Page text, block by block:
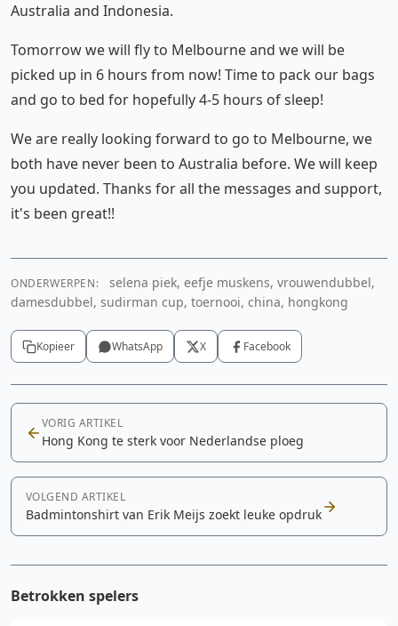
Australia and Indonesia.
Tomorrow we will fly to Melbourne and we will be
picked up in 6 hours from now! Time to pack our bags
and go to bed for hopefully 4-5 hours of sleep!
We are really looking forward to go to Melbourne, we
both have never been to Australia before. We will keep
you updated. Thanks for all the messages and support,
it's been great!!
ONDERWERPEN:
selena piek, eefje muskens, vrouwendubbel,
damesdubbel, sudirman cup, toernooi, china, hongkong
Kopieer WhatsApp X Facebook
VORIG ARTIKEL
Hong Kong te sterk voor Nederlandse ploeg
VOLGEND ARTIKEL
Badmintonshirt van Erik Meijs zoekt leuke opdruk
Betrokken spelers